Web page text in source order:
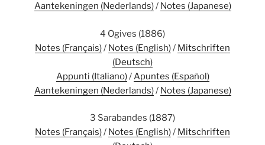
Aantekeningen (Nederlands)/ Notes (Japanese)
4 Ogives (1886)
Notes (Français)/ Notes (English)/ Mitschriften
(Deutsch)
Appunti (Italiano)/ Apuntes (Español)
Aantekeningen (Nederlands)/ Notes (Japanese)
3 Sarabandes (1887)
Notes (Français)/ Notes (English)/ Mitschriften